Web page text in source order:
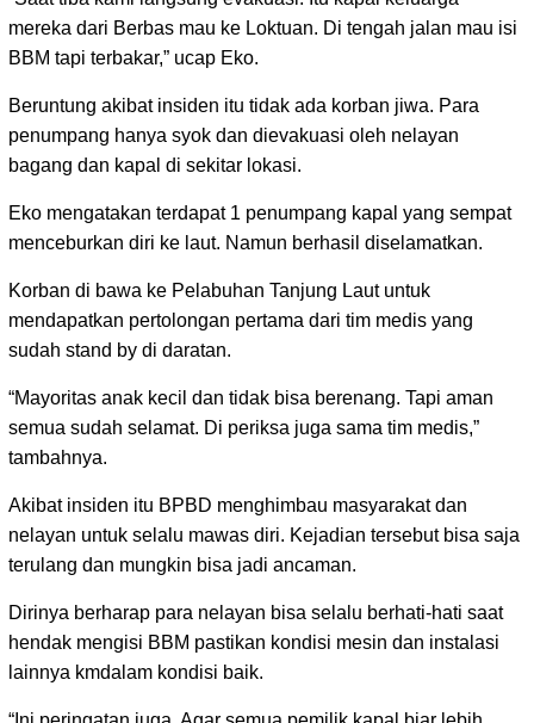
mereka dari Berbas mau ke Loktuan. Di tengah jalan mau isi
BBM tapi terbakar,” ucap Eko.
Beruntung akibat insiden itu tidak ada korban jiwa. Para
penumpang hanya syok dan dievakuasi oleh nelayan
bagang dan kapal di sekitar lokasi.
Eko mengatakan terdapat 1 penumpang kapal yang sempat
menceburkan diri ke laut. Namun berhasil diselamatkan.
Korban di bawa ke Pelabuhan Tanjung Laut untuk
mendapatkan pertolongan pertama dari tim medis yang
sudah stand by di daratan.
“Mayoritas anak kecil dan tidak bisa berenang. Tapi aman
semua sudah selamat. Di periksa juga sama tim medis,”
tambahnya.
Akibat insiden itu BPBD menghimbau masyarakat dan
nelayan untuk selalu mawas diri. Kejadian tersebut bisa saja
terulang dan mungkin bisa jadi ancaman.
Dirinya berharap para nelayan bisa selalu berhati-hati saat
hendak mengisi BBM pastikan kondisi mesin dan instalasi
lainnya kmdalam kondisi baik.